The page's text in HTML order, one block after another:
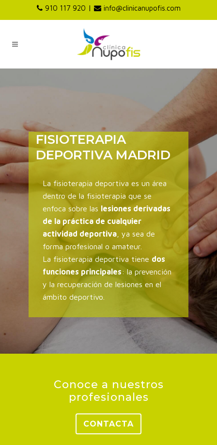
910 117 920 | info@clinicanupofis.com
FISIOTERAPIA
DEPORTIVA MADRID
La fisioterapia deportiva es un área
dentro de la fisioterapia que se
enfoca sobre las lesiones derivadas
de la práctica de cualquier
actividad deportiva , ya sea de
forma profesional o amateur.
La fisioterapia deportiva tiene dos
funciones principales: la prevención
y la recuperación de lesiones en el
ámbito deportivo.
Conoce a nuestros
profesionales
CONTACTA